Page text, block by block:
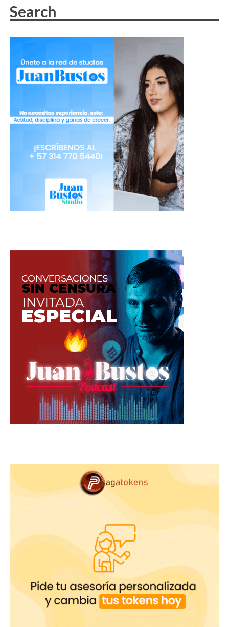
Si una mujer se sienta mal va a
transmitir pereza, cansancio y cero
rostro y las caras que haces. A veces de
forma mecánica hacemos gestos que
no son agradables cuando algo nos
molesta. ¡Evítalos!
Siempre ten la mirada fija, el mentón
levantado y enfoca la mirada de los
usuarios en lo que tú quieres que
vean.
Juega con tus brazos, sin exagerar y de
forma muy delicada. Esto significa que
quieres que te toquen o que estás
disfrutando lo que estás haciendo.
suele ser incómodo.
Los labios se relacionan
inconscientemente con los labios
vaginales. Por ende, humedecerlos
puede ser muy excitante.
La forma en la que cambias de pose
debe ser seductora, lenta, que haga
parte de tu show.
¿Cómo practicar?
El espejo es el mejor amigo de la modelo, frente a
él puedes practicar tus mejores poses y ángulos.
De hecho, hay quienes tienen un espejo en el
room para analizar cómo se están viendo frente a
la cámara.